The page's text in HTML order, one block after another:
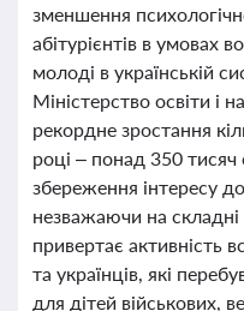
зменшення
абітурієнтів в умовах
молоді в українській
Міністерство освіти і
рекордне зростання
році – понад 350 тисяч
збереження інтересу
незважаючи на
привертає активність
та українців, які
для дітей військових,